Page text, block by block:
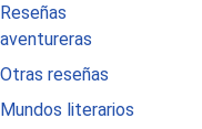
Reseñas
aventureras
Otras reseñas
Mundos literarios